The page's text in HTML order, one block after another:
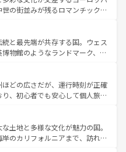
ほしい。
ンスは美食の国としても知ら
であるランス、プロヴァンスの
、多彩な楽しみ方が可能だ。さ
魅力が溢れており、どの街角に
ぞれで全く異なる文化を体験で
お、新着のフランス情報はコンテンツ一覧
の街並みが残るロマンチック街
歩いても飽きることがない。ベ
エルン州のアルプスの絶景、そ
畑といった風景は必見。ビール
てほしい。 なお、新着の
一覧を参照してほしい。
と最先端が共存する国。ウェス
物館のようなランドマーク、歴
る。また、優雅なアフタヌーン
まらない英国パブ、サッカー観
きる体験も豊富。イギリスを旅
。
どの広さだが、運行時刻が正確
、初心者でも安心して個人旅行
、スイスならではのユニークな
光だけでなく町歩きも満喫する
が高いため物価も高いが、旅行
土地と多様な文化が魅力の国。
のカリフォルニアまで、訪れる